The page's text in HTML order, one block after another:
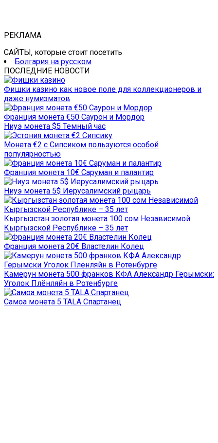
РЕКЛАМА
САЙТЫ, которые стоит посетить
Болгария на русском
ПОСЛЕДНИЕ НОВОСТИ
Фишки казино как новое поле для коллекционеров и
даже нумизматов
Франция монета €50 Саурон и Мордор
Ниуэ монета $5 Темный час
Монета €2 с Сипсиком пользуются особой
популярностью
Франция монета 10€ Саруман и палантир
Ниуэ монета 5$ Иерусалимский рыцарь
Кыргызстан золотая монета 100 сом Независимой
Кыргызской Республике – 35 лет
Франция монета 20€ Властелин Колец
Камерун монета 500 франков КФА Александр Герымски:
Уголок Плёнляйн в Ротенбурге
Самоа монета 5 TALA Спартанец